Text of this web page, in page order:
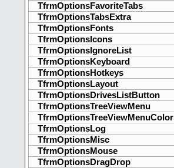
TfrmOptionsFavoriteTabs
TfrmOptionsTabsExtra
TfrmOptionsFonts
TfrmOptionsIcons
TfrmOptionsIgnoreList
TfrmOptionsKeyboard
TfrmOptionsHotkeys
TfrmOptionsLayout
TfrmOptionsDrivesListButton
TfrmOptionsTreeViewMenu
TfrmOptionsTreeViewMenuColor
TfrmOptionsLog
TfrmOptionsMisc
TfrmOptionsMouse
TfrmOptionsDragDrop